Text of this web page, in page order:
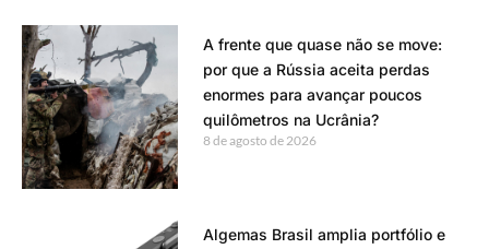
A frente que quase não se move:
por que a Rússia aceita perdas
enormes para avançar poucos
quilômetros na Ucrânia?
8 de agosto de 2026
Algemas Brasil amplia portfólio e